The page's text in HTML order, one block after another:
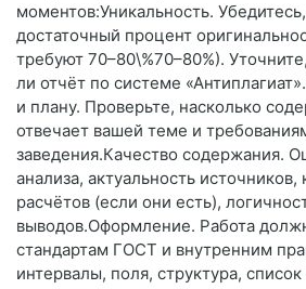
моментов:Уникальность.
достаточный процент
требуют 70–80\%70–80%).
ли отчёт по системе
и плану. Проверьте, насколько
отвечает вашей теме и
заведения.Качество содержания.
анализа, актуальность источников,
расчётов (если они есть),
выводов.Оформление. Работа
стандартам ГОСТ и внутренним
интервалы, поля, структура,